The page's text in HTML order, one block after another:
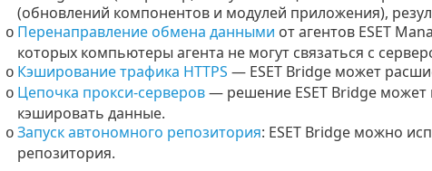
(обновлений компонентов и модулей приложения),
o Перенаправление обмена данными от агентов ESET
которых компьютеры агента не могут связаться с
o Кэширование трафика HTTPS — ESET Bridge может
o Цепочка прокси-серверов— решение ESET Bridge может
кэшировать данные.
o Запуск автономного репозитория: ESET Bridge можно
репозитория.